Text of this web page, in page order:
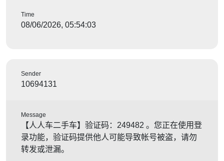
Time
08/06/2026, 05:54:03
Sender
10694131
Message
【人人车二手车】验证码：249482 。您正在使用登
录功能，验证码提供他人可能导致帐号被盗，请勿
转发或泄漏。